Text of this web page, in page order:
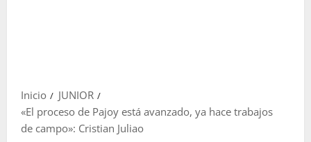
Inicio
JUNIOR
«El proceso de Pajoy está avanzado, ya hace trabajos
de campo»: Cristian Juliao